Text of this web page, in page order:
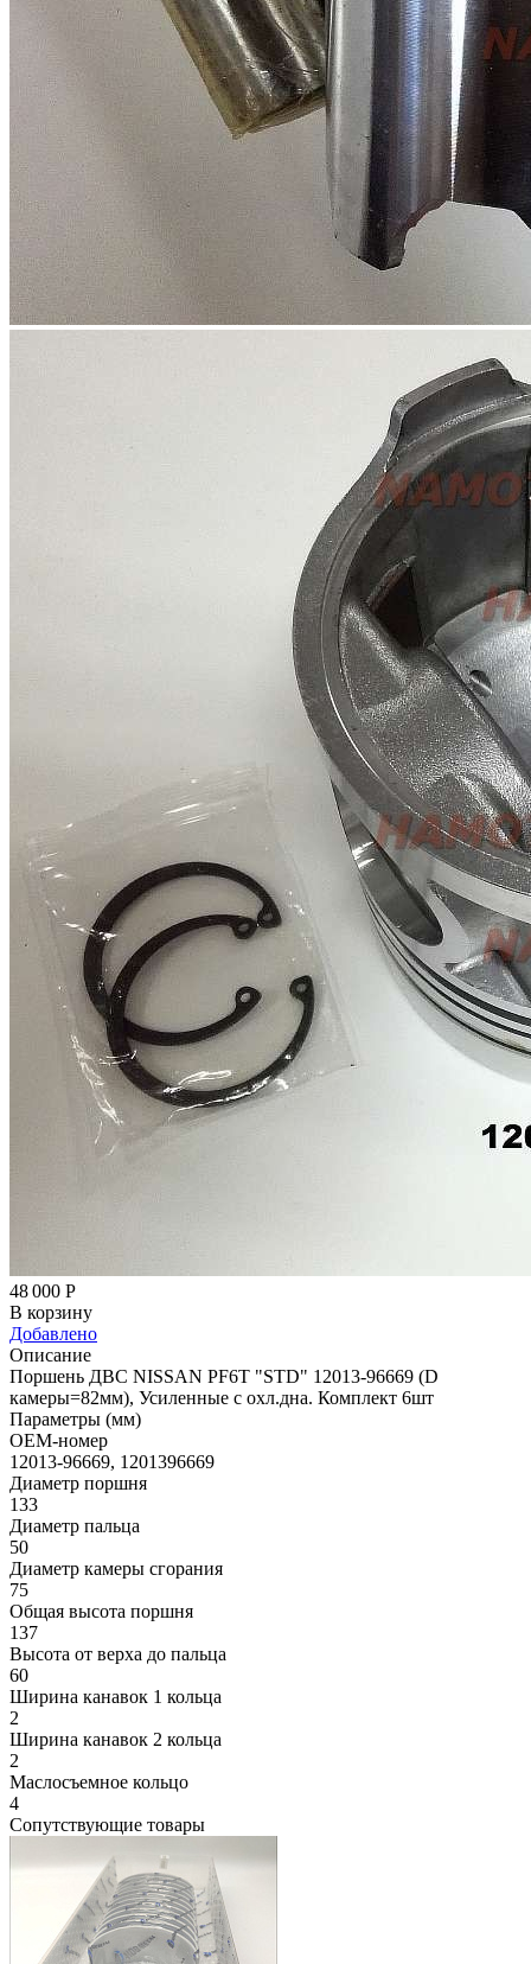
48 000 Р
В корзину
Добавлено
Описание
Поршень ДВС NISSAN PF6T "STD" 12013-96669 (D
камеры=82мм), Усиленные с охл.дна. Комплект 6шт
Параметры (мм)
OEM-номер
12013-96669, 1201396669
Диаметр поршня
133
Диаметр пальца
50
Диаметр камеры сгорания
75
Общая высота поршня
137
Высота от верха до пальца
60
Ширина канавок 1 кольца
2
Ширина канавок 2 кольца
2
Маслосъемное кольцо
4
Сопутствующие товары